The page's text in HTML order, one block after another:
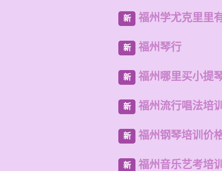
新 福州学尤克里里
新 福州琴行
新 福州哪里买小提
新 福州流行唱法培
新 福州钢琴培训价
新 福州音乐艺考培